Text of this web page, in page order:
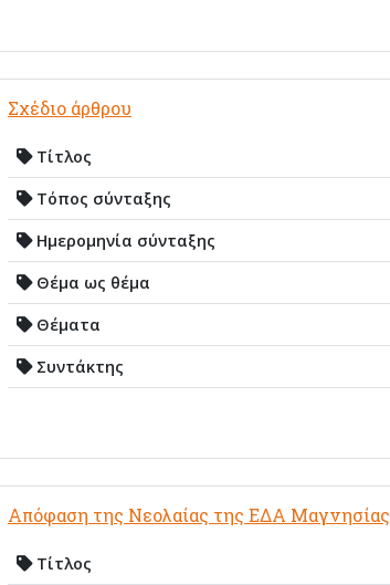
Σχέδιο άρθρου
Τίτλος
Τόπος σύνταξης
Ημερομηνία σύνταξης
Θέμα ως θέμα
Θέματα
Συντάκτης
Απόφαση της Νεολαίας της ΕΔΑ Μαγνησίας
Τίτλος